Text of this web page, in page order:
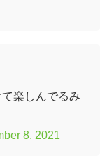
楽しんでるみ
8, 2021